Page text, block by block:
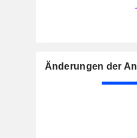
Änderungen der